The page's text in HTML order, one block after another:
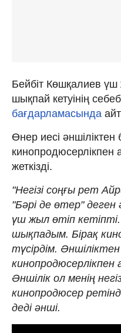
Бейбіт Көшқалиев
шықпай кетуінің
бағдарламасында
Өнер иесі әншіліктен
кинопродюсерлікпен
жеткізді.
"Негізі соңғы рет
"Бәрі де өтер"
үш жыл өтіп
шықпадым. Бірақ
түсірдім.
Әншілік ол менің
кинопродюсер
деді әнші.